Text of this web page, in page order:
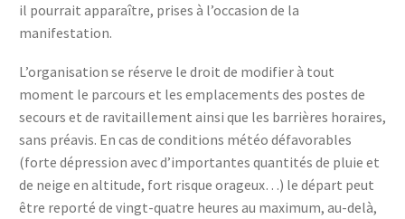
il pourrait apparaître, prises à l’occasion de la
manifestation.
L’organisation se réserve le droit de modifier à tout
moment le parcours et les emplacements des postes de
secours et de ravitaillement ainsi que les barrières horaires,
sans préavis. En cas de conditions météo défavorables
(forte dépression avec d’importantes quantités de pluie et
de neige en altitude, fort risque orageux…) le départ peut
être reporté de vingt-quatre heures au maximum, au-delà,